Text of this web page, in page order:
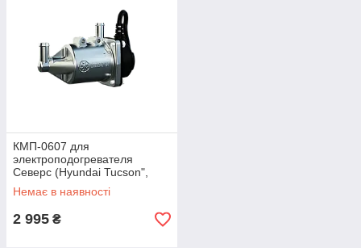
КМП-0607 для
электроподогревателя
Северс (Hyundai Tucson",
"Santa FE", KIA Sportage"дв.
D4EA, (2,0 л))
Немає в наявності
2 995 ₴